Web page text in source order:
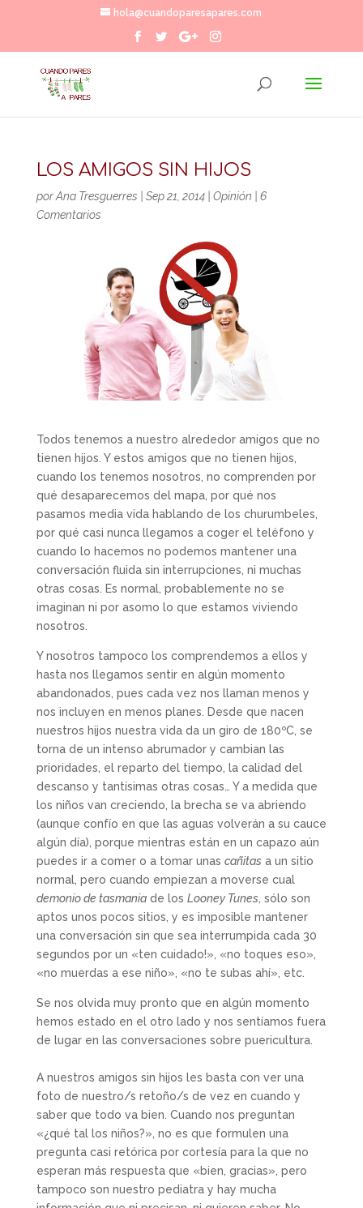
hola@cuandoparesapares.com
LOS AMIGOS SIN HIJOS
porAna Tresguerres Sep 21, 2014| Opinión
6
Comentarios
Todos tenemos a nuestro alrededor amigos que no
tienen hijos. Y estos amigos que no tienen hijos,
cuando los tenemos nosotros, no comprenden por
qué desaparecemos del mapa, por qué nos
pasamos media vida hablando de los churumbeles,
por qué casi nunca llegamos a coger el teléfono y
cuando lo hacemos no podemos mantener una
conversación fluida sin interrupciones, ni muchas
otras cosas. Es normal, probablemente no se
imaginan ni por asomo lo que estamos viviendo
nosotros.
Y nosotros tampoco los comprendemos a ellos y
hasta nos llegamos sentir en algún momento
abandonados, pues cada vez nos llaman menos y
nos incluyen en menos planes. Desde que nacen
nuestros hijos nuestra vida da un giro de 180ºC, se
torna de un intenso abrumador y cambian las
prioridades, el reparto del tiempo, la calidad del
descanso y tantísimas otras cosas… Y a medida que
los niños van creciendo, la brecha se va abriendo
(aunque confío en que las aguas volverán a su cauce
algún día), porque mientras están en un capazo aún
puedes ir a comer o a tomar unas cañitasa un sitio
normal, pero cuando empiezan a moverse cual
demonio de tasmaniade los Looney Tunes, sólo son
aptos unos pocos sitios, y es imposible mantener
una conversación sin que sea interrumpida cada 30
segundos por un «ten cuidado!», «no toques eso»,
«no muerdas a ese niño», «no te subas ahí», etc.
Se nos olvida muy pronto que en algún momento
hemos estado en el otro lado y nos sentíamos fuera
de lugar en las conversaciones sobre puericultura.
A nuestros amigos sin hijos les basta con ver una
foto de nuestro/s retoño/s de vez en cuando y
saber que todo va bien. Cuando nos preguntan
«¿qué tal los niños?», no es que formulen una
pregunta casi retórica por cortesía para la que no
esperan más respuesta que «bien, gracias», pero
tampoco son nuestro pediatra y hay mucha